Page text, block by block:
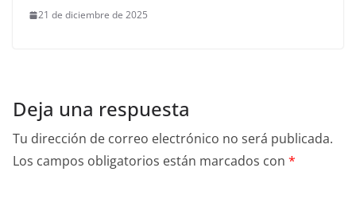
21 de diciembre de 2025
Deja una respuesta
Tu dirección de correo electrónico no será publicada.
Los campos obligatorios están marcados con *